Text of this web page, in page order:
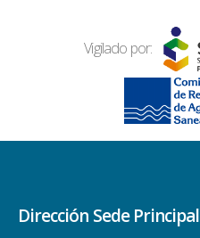
Vigilado por:
Dirección Sede Principal